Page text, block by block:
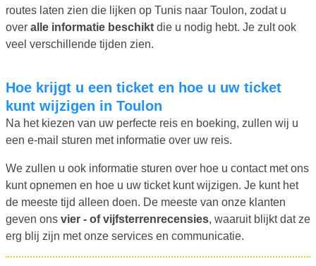
routes laten zien die lijken op Tunis naar Toulon, zodat u
over alle informatie beschikt die u nodig hebt. Je zult ook
veel verschillende tijden zien.
Hoe krijgt u een ticket en hoe u uw ticket
kunt wijzigen in Toulon
Na het kiezen van uw perfecte reis en boeking, zullen wij u
een e-mail sturen met informatie over uw reis.
We zullen u ook informatie sturen over hoe u contact met ons
kunt opnemen en hoe u uw ticket kunt wijzigen. Je kunt het
de meeste tijd alleen doen. De meeste van onze klanten
geven ons vier - of vijfsterrenrecensies, waaruit blijkt dat ze
erg blij zijn met onze services en communicatie.